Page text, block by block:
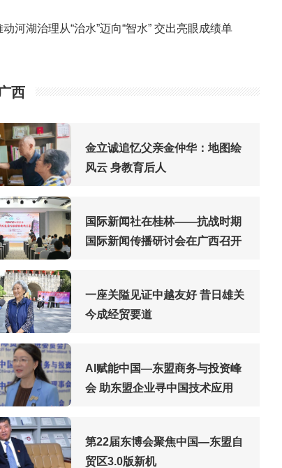
动河湖治理从“治水”迈向“智水” 交出亮眼成绩单
西
金立诚追忆父亲金仲华：地图绘
风云 身教育后人
国际新闻社在桂林——抗战时期
国际新闻传播研讨会在广西召开
一座关隘见证中越友好 昔日雄关
今成经贸要道
AI赋能中国—东盟商务与投资峰
会 助东盟企业寻中国技术应用
第22届东博会聚焦中国—东盟自
贸区3.0版新机